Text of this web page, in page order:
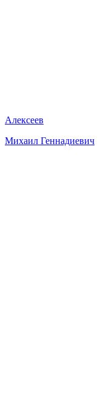
Алексеев
Михаил Геннадиевич